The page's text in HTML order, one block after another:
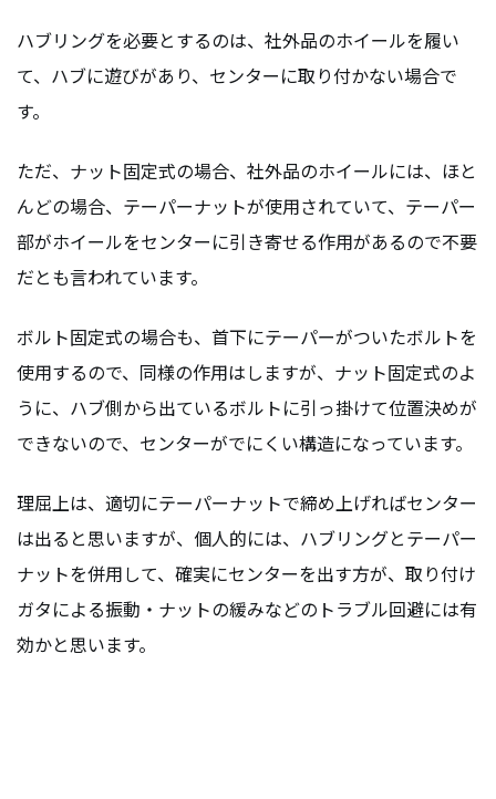
ハブリングを必要とするのは、社外品のホイールを履い
て、ハブに遊びがあり、センターに取り付かない場合で
す。
ただ、ナット固定式の場合、社外品のホイールには、ほと
んどの場合、テーパーナットが使用されていて、テーパー
部がホイールをセンターに引き寄せる作用があるので不要
だとも言われています。
ボルト固定式の場合も、首下にテーパーがついたボルトを
使用するので、同様の作用はしますが、ナット固定式のよ
うに、ハブ側から出ているボルトに引っ掛けて位置決めが
できないので、センターがでにくい構造になっています。
理屈上は、適切にテーパーナットで締め上げればセンター
は出ると思いますが、個人的には、ハブリングとテーパー
ナットを併用して、確実にセンターを出す方が、取り付け
ガタによる振動・ナットの緩みなどのトラブル回避には有
効かと思います。